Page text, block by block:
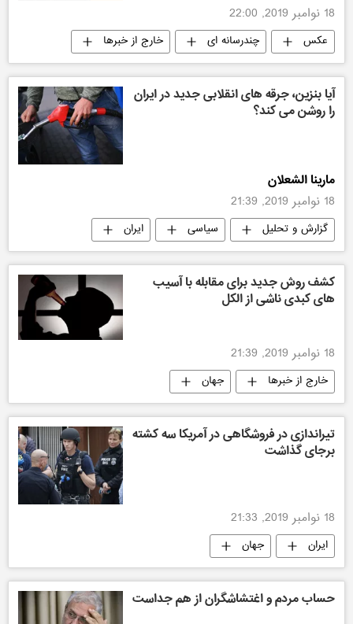
18 نوامبر 2019, 22:00
عکس چندرسانه ای خارج از خبرها
آیا بنزین، جرقه های انقلابی جدید در ایران
را روشن می کند؟
مارینا الشعلان
18 نوامبر 2019, 21:39
گزارش و تحلیل سیاسی
ایران
جهان
کشف روش جدید برای مقابله با آسیب
های کبدی ناشی از الکل
18 نوامبر 2019, 21:39
خارج از خبرها جهان
تیراندازی در فروشگاهی در آمریکا سه کشته
برجای گذاشت
18 نوامبر 2019, 21:33
ایران جهان
حساب مردم و اغتشاشگران از هم جداست